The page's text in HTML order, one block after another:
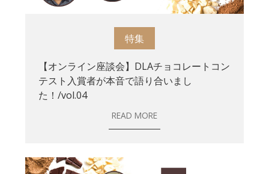
特集
【オンライン座談会】DLAチョコレートコン
テスト入賞者が本音で語り合いまし
た！/vol.04
READ MORE